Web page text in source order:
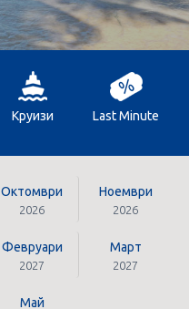
Круизи Last Minute
Октомври
2026
Ноември
2026
Февруари
2027
Март
2027
Май